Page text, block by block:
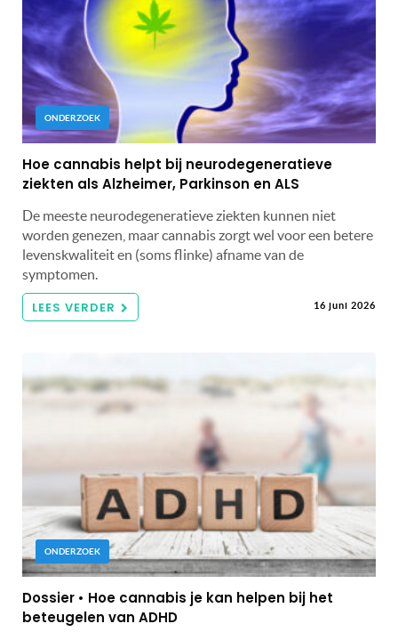
ONDERZOEK
Hoe cannabis helpt bij neurodegeneratieve
ziekten als Alzheimer, Parkinson en ALS
De meeste neurodegeneratieve ziekten kunnen niet
worden genezen, maar cannabis zorgt wel voor een betere
levenskwaliteit en (soms flinke) afname van de
symptomen.
LEES VERDER 16 juni 2026
ONDERZOEK
Dossier • Hoe cannabis je kan helpen bij het
beteugelen van ADHD